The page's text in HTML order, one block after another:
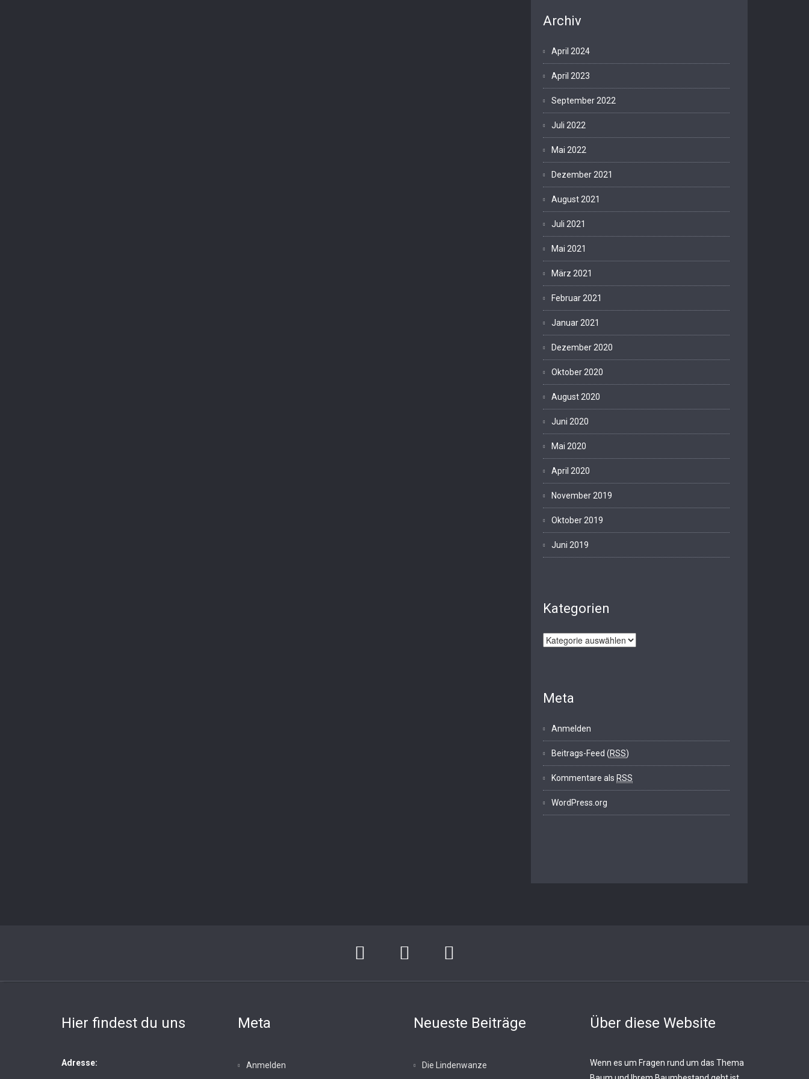
Archiv
April 2024
April 2023
September 2022
Juli 2022
Mai 2022
Dezember 2021
August 2021
Juli 2021
Mai 2021
März 2021
Februar 2021
Januar 2021
Dezember 2020
Oktober 2020
August 2020
Juni 2020
Mai 2020
April 2020
November 2019
Oktober 2019
Juni 2019
Kategorien
Kategorien
Meta
Anmelden
Beitrags-Feed (RSS)
Kommentare als RSS
WordPress.org
Hier findest du uns
Adresse:
Meta
Anmelden
Neueste Beiträge
Die Lindenwanze
Über diese Website
Wenn es um Fragen rund um das Thema